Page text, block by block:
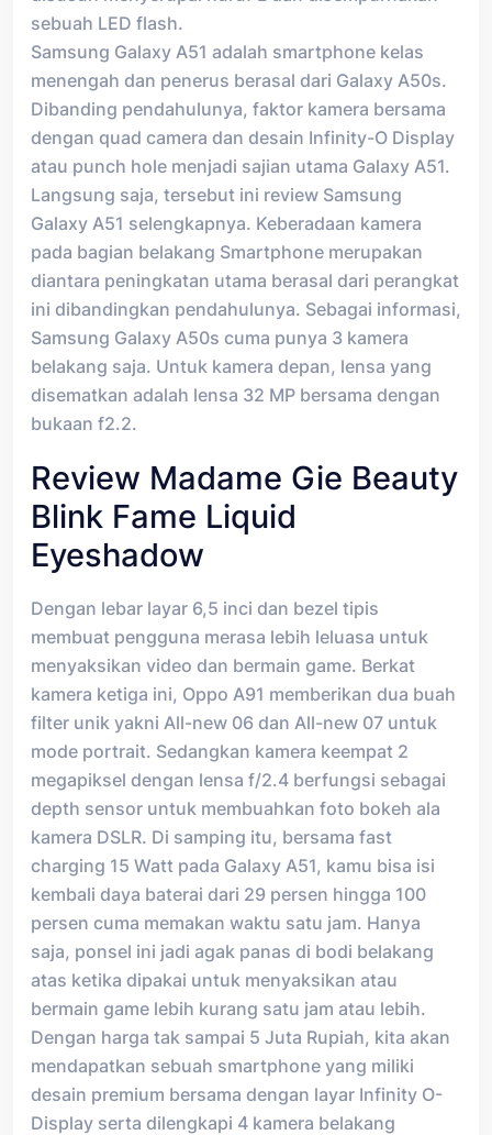
sebuah LED flash.
Samsung Galaxy A51 adalah smartphone kelas
menengah dan penerus berasal dari Galaxy A50s.
Dibanding pendahulunya, faktor kamera bersama
dengan quad camera dan desain Infinity-O Display
atau punch hole menjadi sajian utama Galaxy A51.
Langsung saja, tersebut ini review Samsung
Galaxy A51 selengkapnya. Keberadaan kamera
pada bagian belakang Smartphone merupakan
diantara peningkatan utama berasal dari perangkat
ini dibandingkan pendahulunya. Sebagai informasi,
Samsung Galaxy A50s cuma punya 3 kamera
belakang saja. Untuk kamera depan, lensa yang
disematkan adalah lensa 32 MP bersama dengan
bukaan f2.2.
Review Madame Gie Beauty
Blink Fame Liquid
Eyeshadow
Dengan lebar layar 6,5 inci dan bezel tipis
membuat pengguna merasa lebih leluasa untuk
menyaksikan video dan bermain game. Berkat
kamera ketiga ini, Oppo A91 memberikan dua buah
filter unik yakni All-new 06 dan All-new 07 untuk
mode portrait. Sedangkan kamera keempat 2
megapiksel dengan lensa f/2.4 berfungsi sebagai
depth sensor untuk membuahkan foto bokeh ala
kamera DSLR. Di samping itu, bersama fast
charging 15 Watt pada Galaxy A51, kamu bisa isi
kembali daya baterai dari 29 persen hingga 100
persen cuma memakan waktu satu jam. Hanya
saja, ponsel ini jadi agak panas di bodi belakang
atas ketika dipakai untuk menyaksikan atau
bermain game lebih kurang satu jam atau lebih.
Dengan harga tak sampai 5 Juta Rupiah, kita akan
mendapatkan sebuah smartphone yang miliki
desain premium bersama dengan layar Infinity O-
Display serta dilengkapi 4 kamera belakang